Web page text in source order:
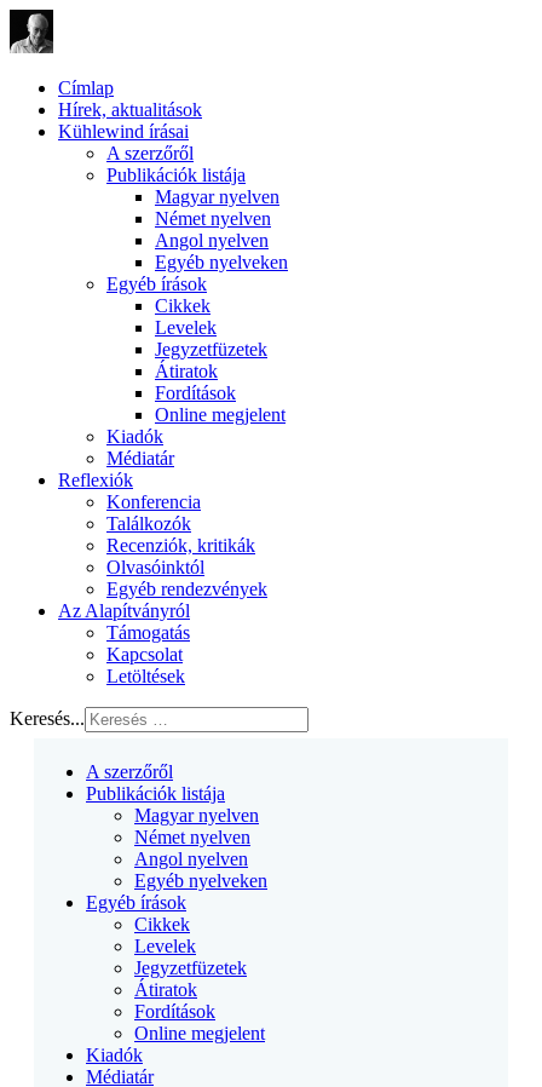
Címlap
Hírek, aktualitások
Kühlewind írásai
A szerzőről
Publikációk listája
Magyar nyelven
Német nyelven
Angol nyelven
Egyéb nyelveken
Egyéb írások
Cikkek
Levelek
Jegyzetfüzetek
Átiratok
Fordítások
Online megjelent
Kiadók
Médiatár
Reflexiók
Konferencia
Találkozók
Recenziók, kritikák
Olvasóinktól
Egyéb rendezvények
Az Alapítványról
Támogatás
Kapcsolat
Letöltések
Keresés...
A szerzőről
Publikációk listája
Magyar nyelven
Német nyelven
Angol nyelven
Egyéb nyelveken
Egyéb írások
Cikkek
Levelek
Jegyzetfüzetek
Átiratok
Fordítások
Online megjelent
Kiadók
Médiatár